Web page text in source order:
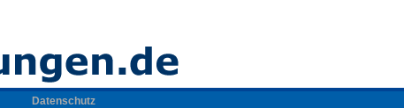
Datenschutz